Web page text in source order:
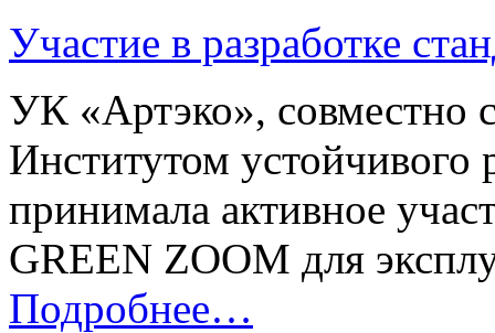
Участие в разработке
УК «Артэко», совместно
Институтом устойчивого
принимала активное
GREEN ZOOM для
Подробнее…